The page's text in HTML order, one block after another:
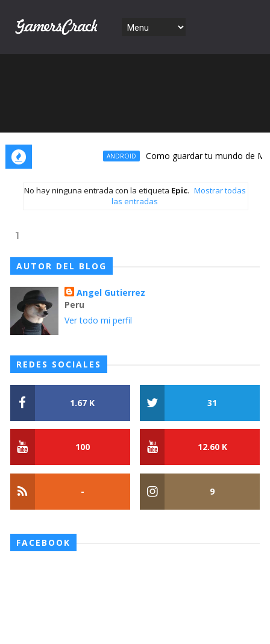
ANDROID Como guardar tu mundo de
No hay ninguna entrada con la etiqueta Epic. Mostrar todas
las entradas
1
AUTOR DEL BLOG
Angel Gutierrez
Peru
Ver todo mi perfil
REDES SOCIALES
1.67 K 31
100 12.60 K
- 9
FACEBOOK